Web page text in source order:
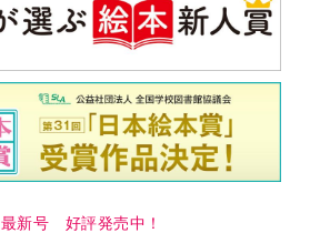
最新号 好評発売中！